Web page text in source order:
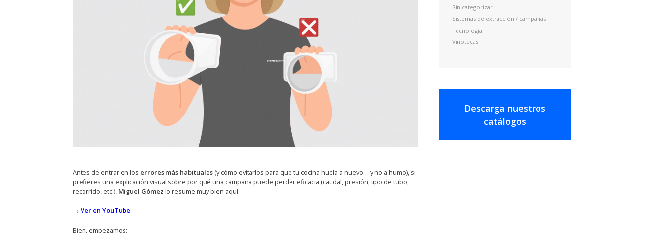
Antes de entrar en los errores más habituales(y cómo evitarlos para que tu cocina huela a nuevo… y no a humo), si
prefieres una explicación visual sobre por qué una campana puede perder eficacia (caudal, presión, tipo de tubo,
recorrido, etc.), Miguel Gómez lo resume muy bien aquí:
→ Ver en YouTube
Bien, empezamos:
Sin categorizar
Sistemas de extracción / campanas
Tecnología
Vinotecas
Descarga nuestros
catálogos